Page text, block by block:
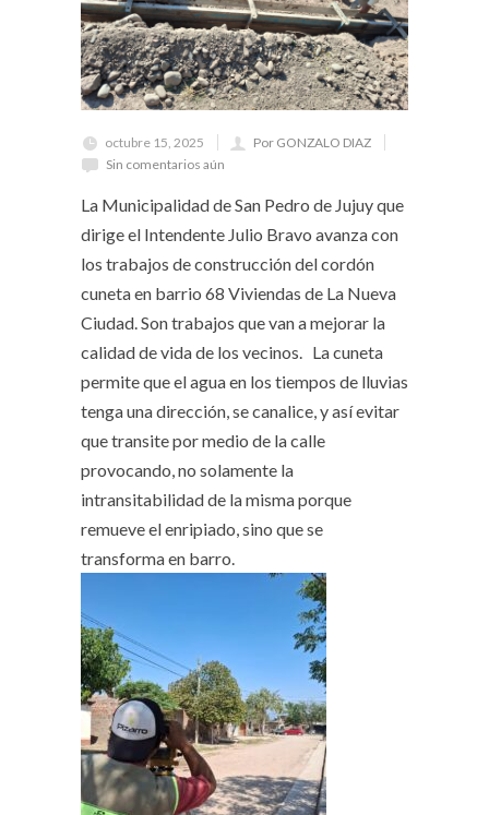
octubre 15, 2025
Por GONZALO DIAZ
Sin comentarios aún
La Municipalidad de San Pedro de Jujuy que
dirige el Intendente Julio Bravo avanza con
los trabajos de construcción del cordón
cuneta en barrio 68 Viviendas de La Nueva
Ciudad. Son trabajos que van a mejorar la
calidad de vida de los vecinos. La cuneta
permite que el agua en los tiempos de lluvias
tenga una dirección, se canalice, y así evitar
que transite por medio de la calle
provocando, no solamente la
intransitabilidad de la misma porque
remueve el enripiado, sino que se
transforma en barro.